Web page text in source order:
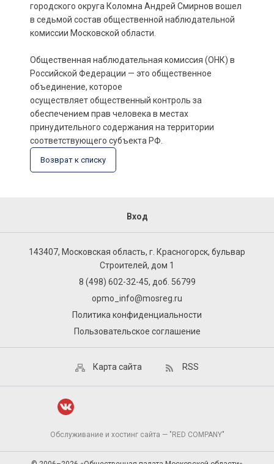
городского округа Коломна Андрей Смирнов вошел
в седьмой состав общественной наблюдательной
комиссии Московской области.
Общественная наблюдательная комиссия (ОНК) в
Российской Федерации — это общественное
объединение, которое
осуществляет общественный контроль за
обеспечением прав человека в местах
принудительного содержания на территории
соответствующего субъекта РФ.
Возврат к списку
Вход
143407, Московская область, г. Красногорск, бульвар
Строителей, дом 1
8 (498) 602-32-45, доб. 56799
opmo_info@mosreg.ru
Политика конфиденциальности
Пользовательское соглашение
Карта сайта RSS
Обслуживание и хостинг сайта — "RED COMPANY"